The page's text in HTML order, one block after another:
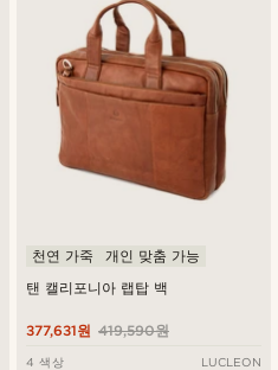
탠 캘리포니아 랩탑 백
천연 가죽 개인 맞춤 가능
419,590원
377,631원
4 색상 LUCLEON